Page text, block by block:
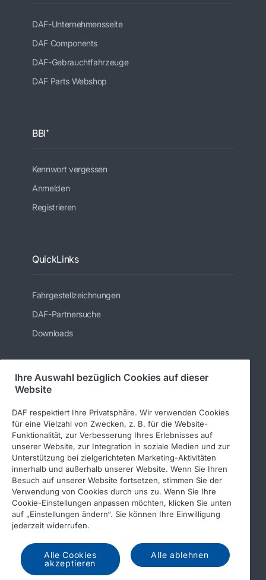
DAF-Unternehmensseite
DAF Components
DAF-Gebrauchtfahrzeuge
DAF Parts Webshop
BBI⁺
Kennwort vergessen
Anmelden
Registrieren
QuickLinks
Fahrgestellzeichnungen
DAF-Partnersuche
Downloads
Folgen Sie uns
© 2026 DAF
Rechtlicher Hinweis
Datenschutzerklärung
DAF und Cookies
Verhaltenskodex
Ihre Auswahl bezüglich Cookies auf dieser
Website
DAF respektiert Ihre Privatsphäre. Wir verwenden Cookies
für eine Vielzahl von Zwecken, z. B. für die Website-
Funktionalität, zur Verbesserung Ihres Erlebnisses auf
unserer Website, zur Integration in soziale Medien und zur
Unterstützung bei zielgerichteten Marketing-Aktivitäten
innerhalb und außerhalb unserer Website. Wenn Sie Ihren
Besuch auf unserer Website fortsetzen, stimmen Sie der
Verwendung von Cookies durch uns zu. Wenn Sie Ihre
Cookie-Einstellungen anpassen möchten, klicken Sie unten
auf „Einstellungen ändern“. Sie können Ihre Einwilligung
jederzeit widerrufen.
Alle Cookies
akzeptieren
Alle ablehnen